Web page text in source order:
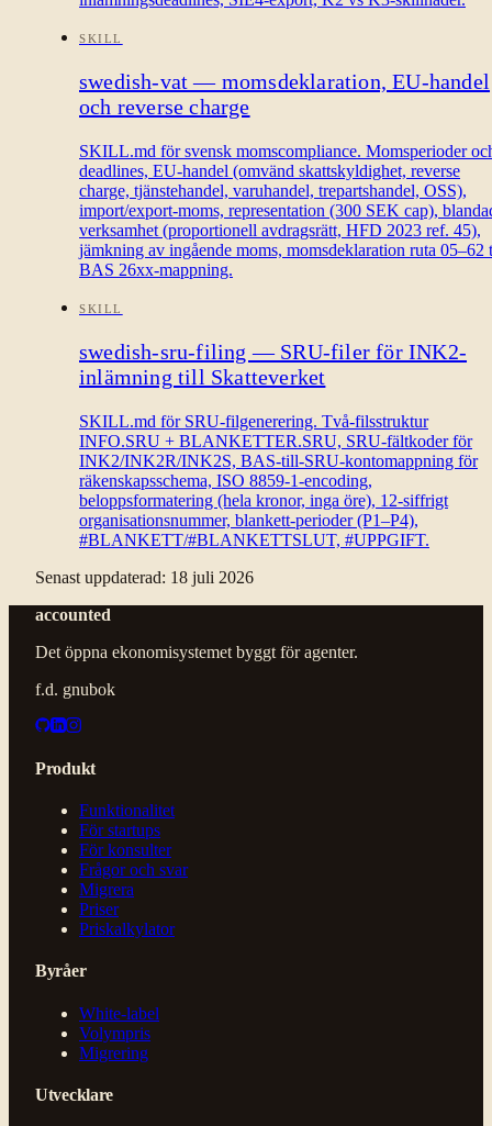
SKILL
swedish-vat — momsdeklaration, EU-handel
och reverse charge
SKILL.md för svensk momscompliance. Momsperioder
deadlines, EU-handel (omvänd skattskyldighet, reverse
charge, tjänstehandel, varuhandel, trepartshandel, OSS),
import/export-moms, representation (300 SEK cap),
verksamhet (proportionell avdragsrätt, HFD 2023 ref. 45),
jämkning av ingående moms, momsdeklaration ruta 05–62
BAS 26xx-mappning.
SKILL
swedish-sru-filing — SRU-filer för INK2-
inlämning till Skatteverket
SKILL.md för SRU-filgenerering. Två-filsstruktur
INFO.SRU + BLANKETTER.SRU, SRU-fältkoder för
INK2/INK2R/INK2S, BAS-till-SRU-kontomappning för
räkenskapsschema, ISO 8859-1-encoding,
beloppsformatering (hela kronor, inga öre), 12-siffrigt
organisationsnummer, blankett-perioder (P1–P4),
#BLANKETT/#BLANKETTSLUT, #UPPGIFT.
Senast uppdaterad: 18 juli 2026
accounted
Det öppna ekonomisystemet byggt för agenter.
f.d. gnubok
Produkt
Funktionalitet
För startups
För konsulter
Frågor och svar
Migrera
Priser
Priskalkylator
Byråer
White-label
Volympris
Migrering
Utvecklare